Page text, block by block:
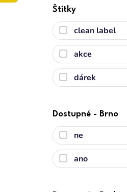
Štítky
clean label
akce
dárek
Dostupné - Brno
ne
ano